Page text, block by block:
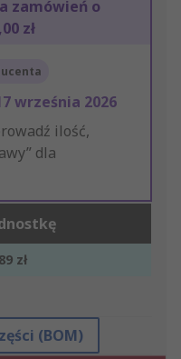
zamówień o
zł
września 2026
ilość,
dla
zł
(BOM)